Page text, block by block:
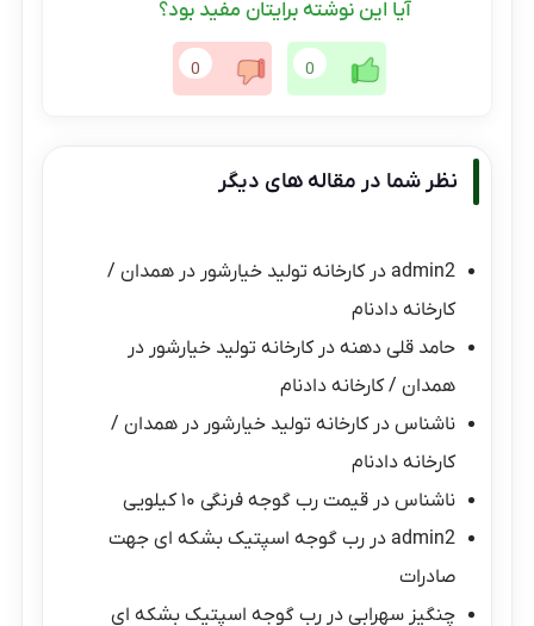
آیا این نوشته برایتان مفید بود؟
0
0
نظر شما در مقاله های دیگر
admin2 درکارخانه تولید خیارشور در همدان /
کارخانه دادنام
حامد قلی دهنه درکارخانه تولید خیارشور در
همدان / کارخانه دادنام
ناشناس درکارخانه تولید خیارشور در همدان /
کارخانه دادنام
ناشناس درقیمت رب گوجه فرنگی ۱۰ کیلویی
admin2 دررب گوجه اسپتیک بشکه ای جهت
صادرات
چنگیز سهرابی دررب گوجه اسپتیک بشکه ای